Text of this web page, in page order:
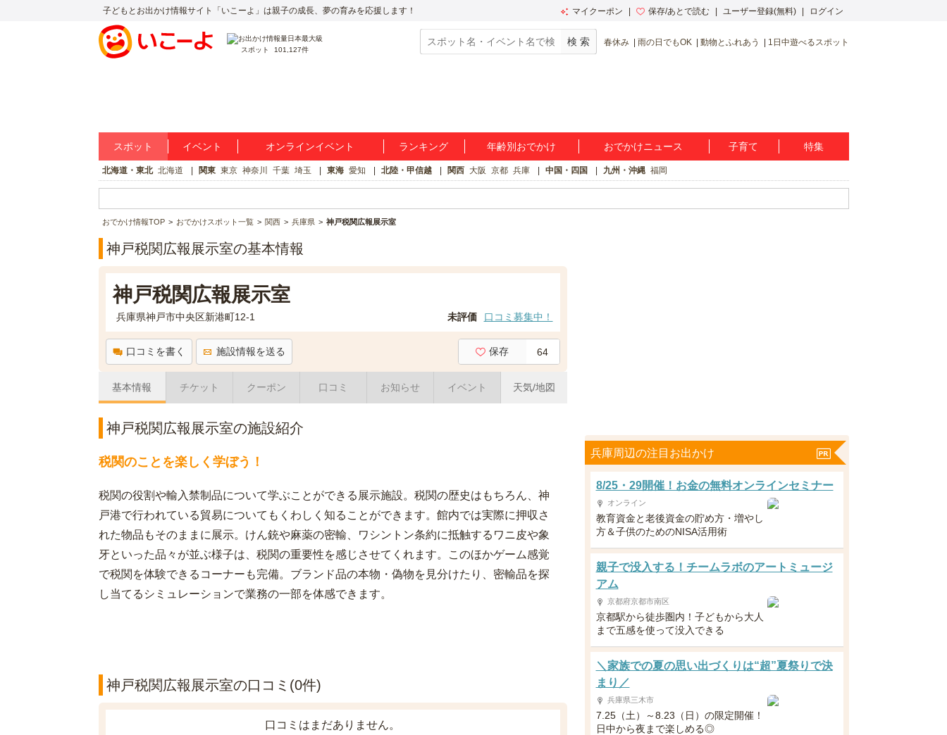
子どもとお出かけ情報サイト「いこーよ」は親子の成長、夢の育みを応援します！ マイクーポン 保存/あとで読む ユーザー登録(無料) ログイン
スポット 101,127件
春休み 雨の日でもOK 動物とふれあう 1日中遊べるスポット
スポット イベント オンラインイベント ランキング 年齢別おでかけ おでかけニュース 子育て 特集
北海道・東北 北海道 関東 東京 神奈川 千葉 埼玉 東海 愛知 北陸・甲信越 関西 大阪 京都 兵庫 中国・四国 九州・沖縄 福岡
おでかけ情報TOP おでかけスポット一覧 関西 兵庫県 神戸税関広報展示室
神戸税関広報展示室の基本情報
神戸税関広報展示室
兵庫県神戸市中央区新港町12-1 未評価 口コミ募集中！
口コミを書く 施設情報を送る 保存 64
基本情報 チケット クーポン 口コミ お知らせ イベント 天気/地図
神戸税関広報展示室の施設紹介
税関のことを楽しく学ぼう！
税関の役割や輸入禁制品について学ぶことができる展示施設。税関の歴史はもちろん、神
戸港で行われている貿易についてもくわしく知ることができます。館内では実際に押収さ
れた物品もそのままに展示。けん銃や麻薬の密輸、ワシントン条約に抵触するワニ皮や象
牙といった品々が並ぶ様子は、税関の重要性を感じさせてくれます。このほかゲーム感覚
で税関を体験できるコーナーも完備。ブランド品の本物・偽物を見分けたり、密輸品を探
し当てるシミュレーションで業務の一部を体感できます。
神戸税関広報展示室の口コミ(0件)
口コミはまだありません。
兵庫周辺の注目お出かけ
8/25・29開催！お金の無料オンラインセミナー
オンライン
教育資金と老後資金の貯め方・増やし
方＆子供のためのNISA活用術
親子で没入する！チームラボのアートミュージ
アム
京都府京都市南区
京都駅から徒歩圏内！子どもから大人
まで五感を使って没入できる
＼家族での夏の思い出づくりは“超”夏祭りで決
まり／
兵庫県三木市
7.25（土）～8.23（日）の限定開催！
日中から夜まで楽しめる◎